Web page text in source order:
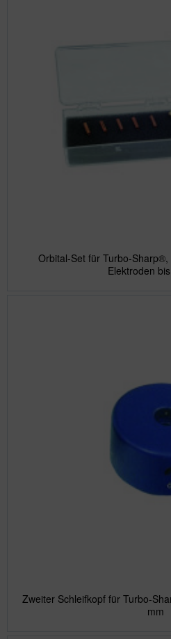
Orbital-Set für Turbo-
Elektroden
Zweiter Schleifkopf für Turbo-
mm